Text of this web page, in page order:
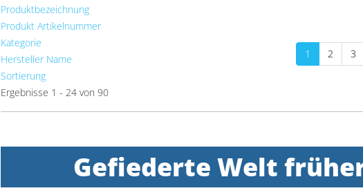
Produktbezeichnung
Produkt Artikelnummer
Kategorie
Hersteller Name
Sortierung
1 2 3
Ergebnisse 1 - 24 von 90
Gefiederte Welt